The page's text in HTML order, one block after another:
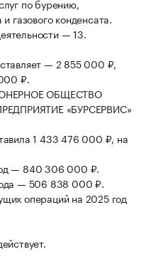
по бурению,
газового конденсата.
— 13.
— 2 855 000 ₽,
₽.
ОБЩЕСТВО
«БУРСЕРВИС»
1 433 476 000 ₽, на
— 840 306 000 ₽.
— 506 838 000 ₽.
операций на 2025 год